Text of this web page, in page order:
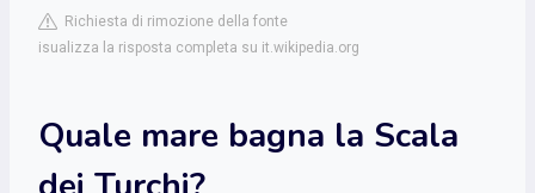
Richiesta di rimozione della fonte
isualizza la risposta completa su it.wikipedia.org
Quale mare bagna la Scala